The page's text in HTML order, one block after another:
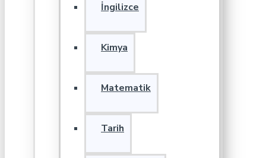
İngilizce
Kimya
Matematik
Tarih